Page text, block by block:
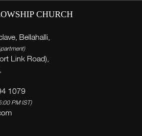
CHURCH
Bellahalli,
Link Road),
1079
PM IST)